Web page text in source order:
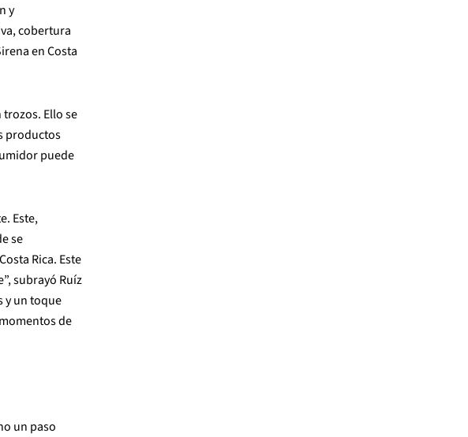
y
cobertura
en Costa
Ello se
productos
puede
Este,
se
Rica. Este
subrayó Ruíz
y un toque
de
un paso